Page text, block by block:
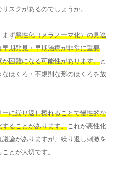
スクがあるのでしょうか。
まず悪性化（メラノーマ化）の見逃
期発見・早期治療が非常に重要
困難になる可能性があります。と
ほくろ・不規則な形のほくろを放
に繰り返し擦れることで慢性的な
ることがあります。 これが悪性化
論がありますが、繰り返し刺激を
とが大切です。